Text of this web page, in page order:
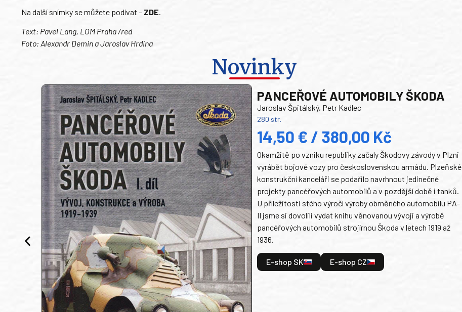
Na další snímky se můžete podívat – ZDE.
Text: Pavel Lang, LOM Praha /red
Foto: Alexandr Demin a Jaroslav Hrdina
Novinky
PANCEŘOVÉ AUTOMOBILY ŠKODA
Jaroslav Špitálský, Petr Kadlec
280 str.
14,50 € / 380,00 Kč
Okamžitě po vzniku republiky začaly Škodovy závody v Plzni
vyrábět bojové vozy pro československou armádu. Plzeňské
konstrukční kanceláři se podařilo navrhnout jedinečné
projekty pancéřových automobilů a v pozdější době i tanků.
U příležitosti stého výročí výroby obrněného automobilu PA-
II jsme si dovolili vydat knihu věnovanou vývoji a výrobě
pancéřových automobilů strojírnou Škoda v letech 1919 až
1936.
E-shop SK E-shop CZ